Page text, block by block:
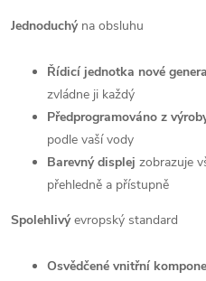
Jednoduchýna obsluhu
Řídicí jednotka nové
zvládne ji každý
Předprogramováno z
podle vaší vody
Barevný displej zobrazuje
přehledně a přístupně
Spolehlivýevropský standard
Osvědčené vnitřní